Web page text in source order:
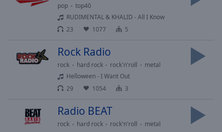
Chapters
descriptions
subtitles
pop
top40
RUDIMENTAL & KHALID - All I Know
23
1077 5
Rock Radio
rock hard rock rock'n'roll
metal
Helloween - I Want Out
29
1054 3
Radio BEAT
rock hard rock rock'n'roll
metal